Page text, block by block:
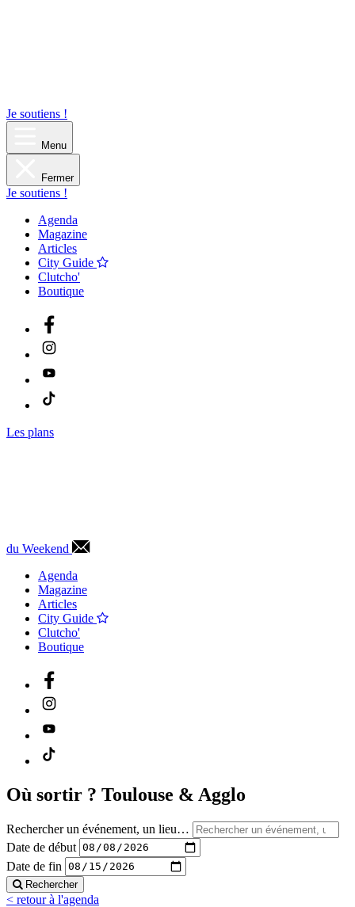
Je soutiens !
Menu
Fermer
Je soutiens !
Agenda
Magazine
Articles
City Guide
Clutcho'
Boutique
Les plans
du Weekend
Agenda
Magazine
Articles
City Guide
Clutcho'
Boutique
Où sortir ? Toulouse & Agglo
Rechercher un événement, un lieu…
Date de début
Date de fin
Rechercher
< retour à l'agenda